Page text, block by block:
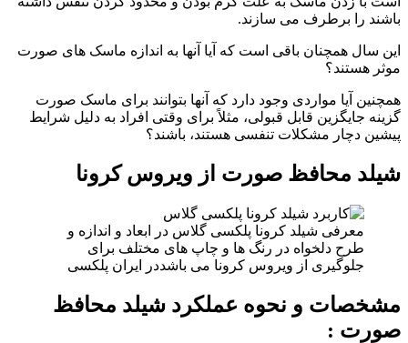
باشند را برطرف می سازند.
این سال همچنان باقی است که آیا آنها به اندازه ماسک های صورت
موثر هستند؟
همچنین آیا مواردی وجود دارد که آنها بتوانند برای ماسک صورت
گزینه جایگزین قابل قبولی، مثلاً برای وقتی افراد به دلیل شرایط
پیشین دچار مشکلات تنفسی هستند، باشند؟
شیلد محافظ صورت از ویروس کرونا
معرفی شیلد کرونا پلکسی گلاس در ابعاد و اندازه و
طرح دلخواه در رنگ ها و چاپ های مختلف برای
جلوگیری از ویروس کرونا می باشددر ایران پلکسی
مشخصات و نحوه عملکرد شیلد محافظ
صورت :